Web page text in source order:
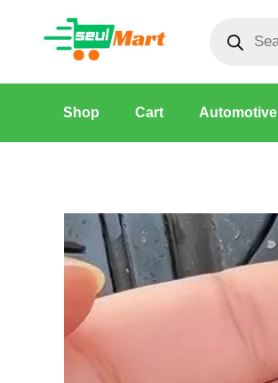
search
Shop Cart Automotive